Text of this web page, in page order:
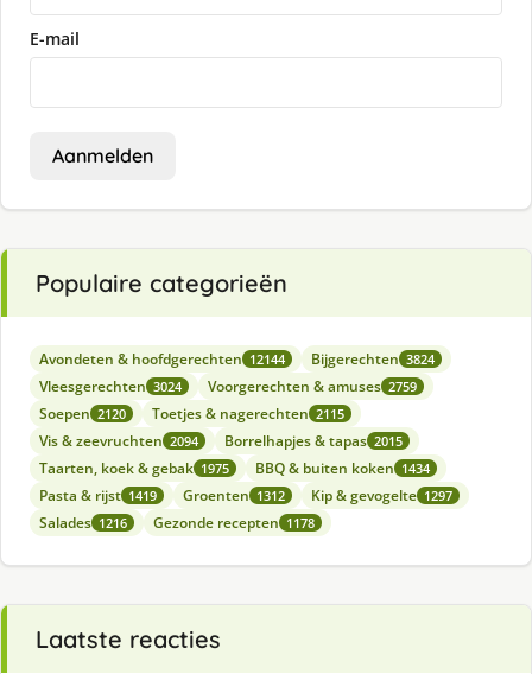
E-mail
Aanmelden
Populaire categorieën
Avondeten & hoofdgerechten 12144 Bijgerechten 3824
Vleesgerechten 3024 Voorgerechten & amuses 2759
Soepen 2120 Toetjes & nagerechten 2115
Vis & zeevruchten 2094 Borrelhapjes & tapas 2015
Taarten, koek & gebak 1975 BBQ & buiten koken 1434
Pasta & rijst 1419 Groenten 1312 Kip & gevogelte 1297
Salades 1216 Gezonde recepten 1178
Laatste reacties